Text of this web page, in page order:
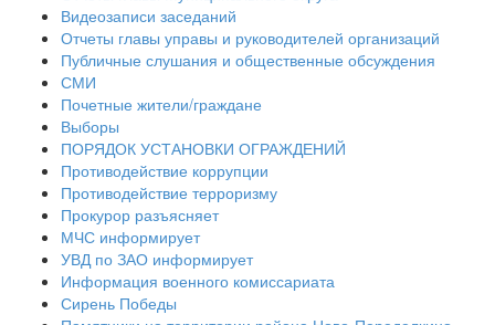
Видеозаписи заседаний
Отчеты главы управы и руководителей организаций
Публичные слушания и общественные обсуждения
СМИ
Почетные жители/граждане
Выборы
ПОРЯДОК УСТАНОВКИ ОГРАЖДЕНИЙ
Противодействие коррупции
Противодействие терроризму
Прокурор разъясняет
МЧС информирует
УВД по ЗАО информирует
Информация военного комиссариата
Сирень Победы